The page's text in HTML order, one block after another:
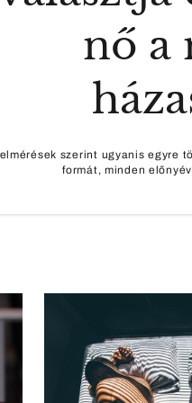
nő a
szerint ugyanis egyre
formát, minden